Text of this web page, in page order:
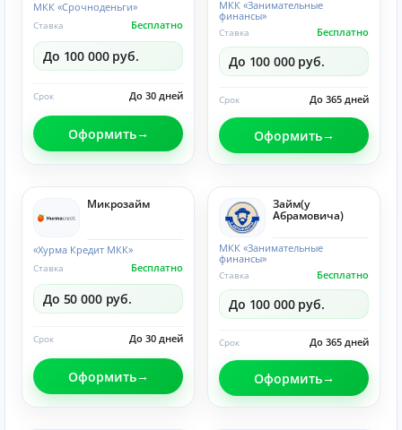
МКК «Срочноденьги»
Бесплатно
Ставка
До 100 000 руб.
До 30 дней
Срок
Оформить
МКК «Занимательные
финансы»
Бесплатно
Ставка
До 100 000 руб.
До 365 дней
Срок
Оформить
Микрозайм
«Хурма Кредит МКК»
Бесплатно
Ставка
До 50 000 руб.
До 30 дней
Срок
Оформить
Займ(у
Абрамовича)
МКК «Занимательные
финансы»
Бесплатно
Ставка
До 100 000 руб.
До 365 дней
Срок
Оформить